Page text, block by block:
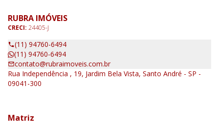
RUBRA IMÓVEIS
CRECI: 24405-J
(11) 94760-6494
(11) 94760-6494
contato@rubraimoveis.com.br
Rua Independência , 19, Jardim Bela Vista, Santo André - SP -
09041-300
Matriz